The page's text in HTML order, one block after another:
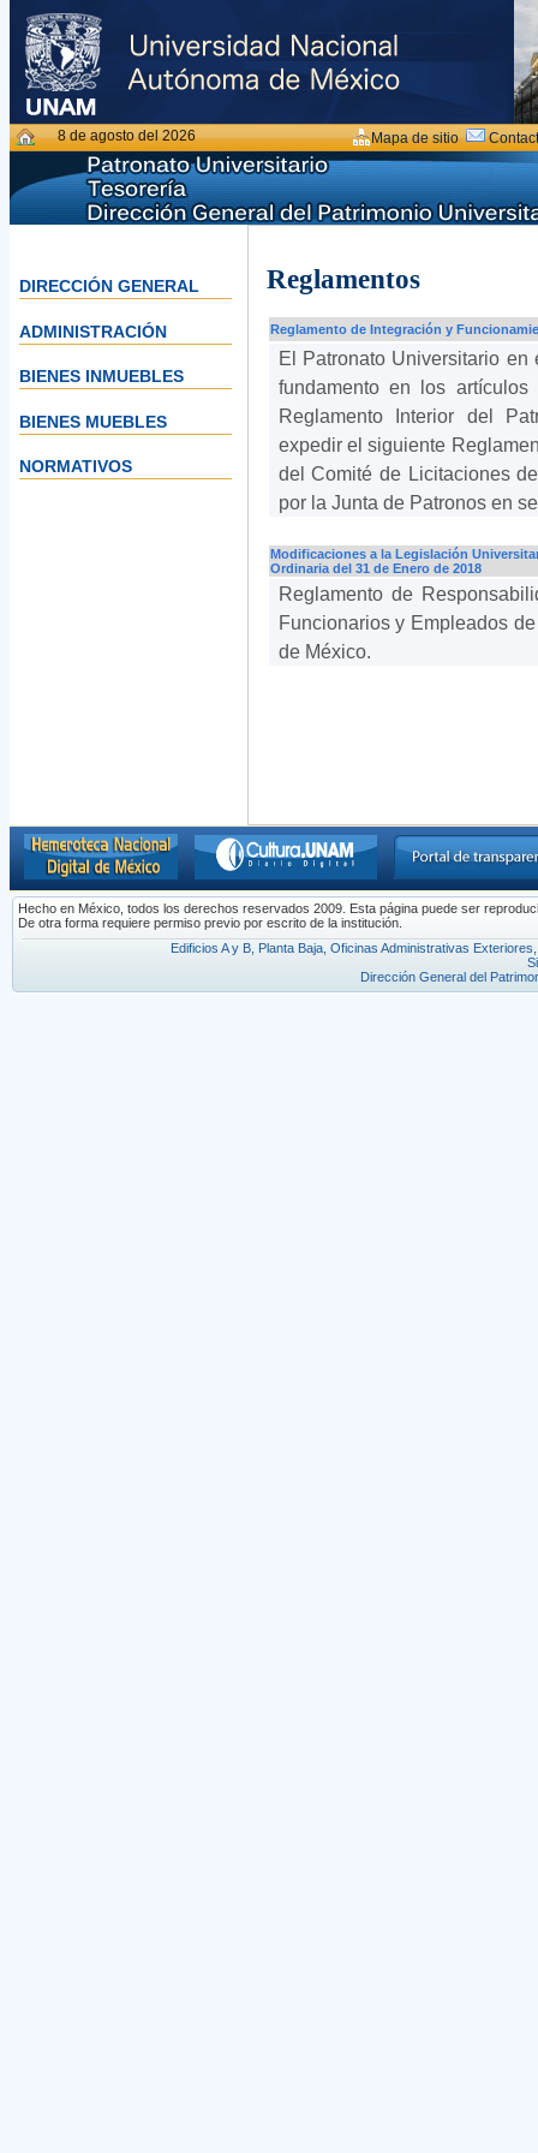
8 de agosto del 2026 Mapa de sitio
DIRECCIÓN GENERAL
ADMINISTRACIÓN
BIENES INMUEBLES
BIENES MUEBLES
NORMATIVOS
Reglamentos
Reglamento de Integración y
El Patronato Universitario
fundamento en los
Reglamento Interior del
expedir el siguiente
del Comité de Licitaciones
por la Junta de Patronos en
Modificaciones a la Legislación
Ordinaria del 31 de Enero de 2018
Reglamento de
Funcionarios y Empleados
de México.
Hecho en México, todos los derechos reservados 2009. Esta página puede ser
De otra forma requiere permiso previo por escrito de la institución.
Edificios A y B, Planta Baja, Oficinas Administrativas
Dirección General del